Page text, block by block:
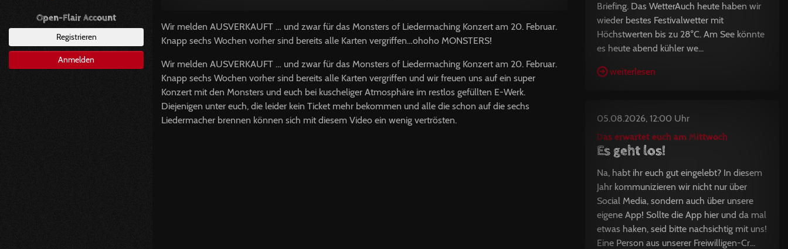
Open-Flair Account
Registrieren
Anmelden
Wir melden AUSVERKAUFT … und zwar für das Monsters of Liedermaching Konzert am 20. Februar.
Knapp sechs Wochen vorher sind bereits alle Karten vergriffen…ohoho MONSTERS!
Wir melden AUSVERKAUFT … und zwar für das Monsters of Liedermaching Konzert am 20. Februar.
Knapp sechs Wochen vorher sind bereits alle Karten vergriffen und wir freuen uns auf ein super
Konzert mit den Monsters und euch bei kuscheliger Atmosphäre im restlos gefüllten E-Werk.
Diejenigen unter euch, die leider kein Ticket mehr bekommen und alle die schon auf die sechs
Liedermacher brennen können sich mit diesem Video ein wenig vertrösten.
Briefing. Das WetterAuch heute haben wir
wieder bestes Festivalwetter mit
Höchstwerten bis zu 28°C. Am See könnte
es heute abend kühler we...
weiterlesen
05.08.2026, 12:00 Uhr
Das erwartet euch am Mittwoch
Es geht los!
Na, habt ihr euch gut eingelebt? In diesem
Jahr kommunizieren wir nicht nur über
Social Media, sondern auch über unsere
eigene App! Sollte die App hier und da mal
etwas haken, seid bitte nachsichtig mit uns!
Eine Person aus unserer Freiwilligen-Cr...